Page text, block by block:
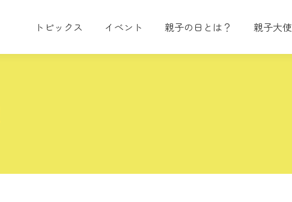
トピックス イベント 親子の日とは？ 親子大使